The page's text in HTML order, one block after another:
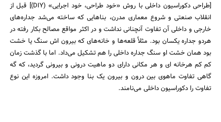
[طراحی دکوراسیون داخلی با روش «خود طراحی، خود اجرایی» (DIY)] قبل از
انقلاب صنعتی و شروع معماری مدرن، بناهایی که ساخته می‌شد جداره‌های
خارجی و داخلی آن تفاوت آنچنانی نداشت و در اکثر مواقع مصالح بکار رفته در
هردو جداره یکسان بود. مثلاً قلعه‌ها و خانه‌های که بیرون اش سنگ یا خشت
بود همان خشت او سنگ جداره داخلی را هم تشکیل می‌داد. اما با گذشت زمان
کم کم هرخانه ای و هر مکانی دارای دو ماهیت درونی و بیرونی گردید، که گه
گاهی تفاوت ماهوی بین درون و بیرون یک بنا وجود داشت. امروزه این نوع
تفاوت را دکوراسیون داخلی می‌نامند.